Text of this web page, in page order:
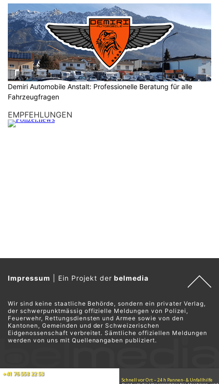
Demiri Automobile Anstalt: Professionelle Beratung für alle
Fahrzeugfragen
EMPFEHLUNGEN
Impressum Ein Projekt derbelmedia
Wir sind keine staatliche Behörde, sondern ein privater Verlag,
der schwerpunktmässig offizielle Meldungen von Polizei,
Feuerwehr, Rettungsdiensten und Armee sowie von den
Kantonen, Gemeinden und der Schweizerischen
Eidgenossenschaft verbreitet. Sämtliche offiziellen Meldungen
werden von uns mit Quellenangaben publiziert.